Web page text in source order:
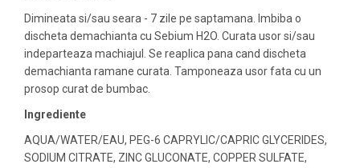
Dimineata si/sau seara - 7 zile pe saptamana. Imbiba o
discheta demachianta cu Sebium H2O. Curata usor si/sau
indeparteaza machiajul. Se reaplica pana cand discheta
demachianta ramane curata. Tamponeaza usor fata cu un
prosop curat de bumbac.
Ingrediente
AQUA/WATER/EAU, PEG-6 CAPRYLIC/CAPRIC GLYCERIDES,
SODIUM CITRATE, ZINC GLUCONATE, COPPER SULFATE,